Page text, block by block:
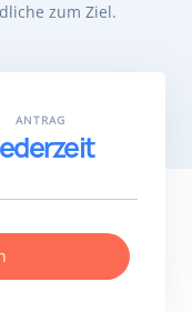
zum Ziel.
ANTRAG